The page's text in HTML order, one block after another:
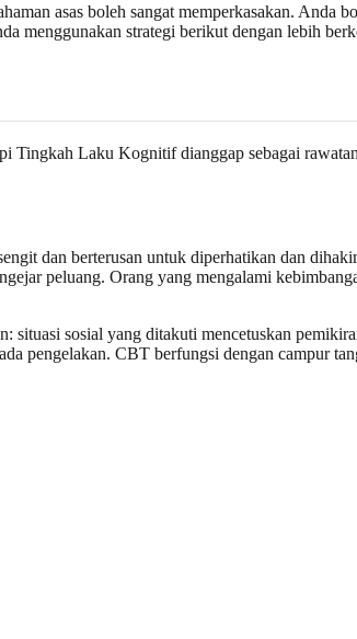
asas boleh sangat memperkasakan. Anda
menggunakan strategi berikut dengan lebih
Tingkah Laku Kognitif dianggap sebagai
dan berterusan untuk diperhatikan dan
peluang. Orang yang mengalami
situasi sosial yang ditakuti mencetuskan
pengelakan. CBT berfungsi dengan campur